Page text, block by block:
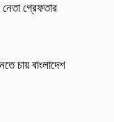
নেতা গ্রেফতার
চায় বাংলাদেশ